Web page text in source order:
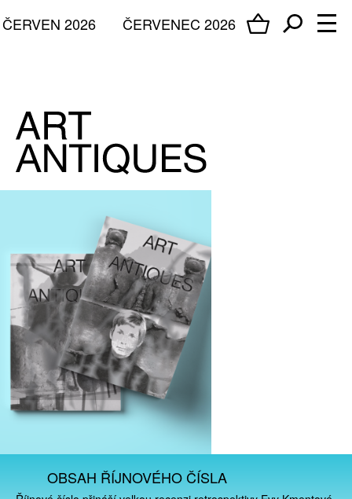
ČERVENEC 2026
ČERVEN 2026
OBSAH ŘÍJNOVÉHO ČÍSLA